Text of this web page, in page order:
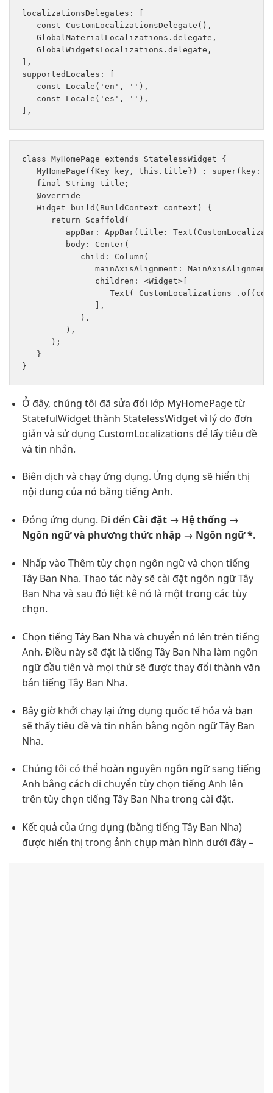
localizationsDelegates: [
   const CustomLocalizationsDelegate(),
   GlobalMaterialLocalizations.delegate,
   GlobalWidgetsLocalizations.delegate,
],
supportedLocales: [
   const Locale('en', ''),
   const Locale('es', ''),
class MyHomePage extends StatelessWidget {
MyHomePage({Key key, this.title}) : super(key:
   final String title;
   @override
   Widget build(BuildContext context) {
      return Scaffold(
appBar: AppBar(title:
         body: Center(
            child: Column(
mainAxisAlignment:
               children: <Widget>[
Text( CustomLocalizations
               ],
            ),
         ),
      );
   }
Ở đây, chúng tôi đã sửa đổi lớp MyHomePage từ
StatefulWidget thành StatelessWidget vì lý do đơn
giản và sử dụng CustomLocalizations để lấy tiêu đề
và tin nhắn.
Biên dịch và chạy ứng dụng. Ứng dụng sẽ hiển thị
nội dung của nó bằng tiếng Anh.
Đóng ứng dụng. Đi đến Cài đặt → Hệ thống →
Ngôn ngữ và phương thức nhập → Ngôn ngữ *.
Nhấp vào Thêm tùy chọn ngôn ngữ và chọn tiếng
Tây Ban Nha. Thao tác này sẽ cài đặt ngôn ngữ Tây
Ban Nha và sau đó liệt kê nó là một trong các tùy
chọn.
Chọn tiếng Tây Ban Nha và chuyển nó lên trên tiếng
Anh. Điều này sẽ đặt là tiếng Tây Ban Nha làm ngôn
ngữ đầu tiên và mọi thứ sẽ được thay đổi thành văn
bản tiếng Tây Ban Nha.
Bây giờ khởi chạy lại ứng dụng quốc tế hóa và bạn
sẽ thấy tiêu đề và tin nhắn bằng ngôn ngữ Tây Ban
Nha.
Chúng tôi có thể hoàn nguyên ngôn ngữ sang tiếng
Anh bằng cách di chuyển tùy chọn tiếng Anh lên
trên tùy chọn tiếng Tây Ban Nha trong cài đặt.
Kết quả của ứng dụng (bằng tiếng Tây Ban Nha)
được hiển thị trong ảnh chụp màn hình dưới đây –